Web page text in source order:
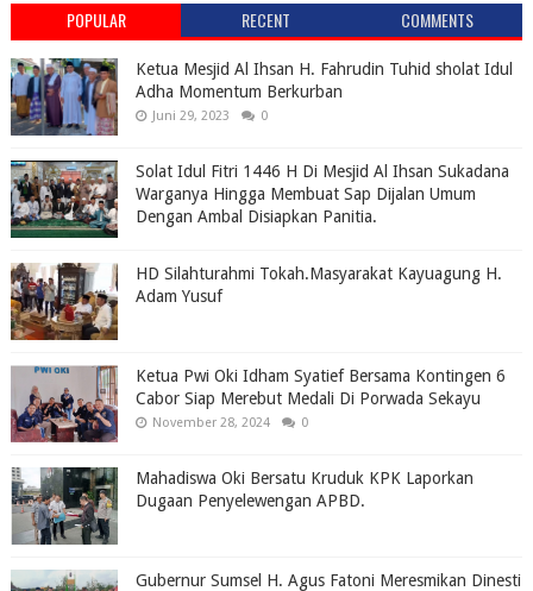
POPULAR RECENT COMMENTS
Ketua Mesjid Al Ihsan H. Fahrudin Tuhid sholat Idul
Adha Momentum Berkurban
Juni 29, 2023 0
Solat Idul Fitri 1446 H Di Mesjid Al Ihsan Sukadana
Warganya Hingga Membuat Sap Dijalan Umum
Dengan Ambal Disiapkan Panitia.
HD Silahturahmi Tokah.Masyarakat Kayuagung H.
Adam Yusuf
Ketua Pwi Oki Idham Syatief Bersama Kontingen 6
Cabor Siap Merebut Medali Di Porwada Sekayu
November 28, 2024 0
Mahadiswa Oki Bersatu Kruduk KPK Laporkan
Dugaan Penyelewengan APBD.
Gubernur Sumsel H. Agus Fatoni Meresmikan Dinesti